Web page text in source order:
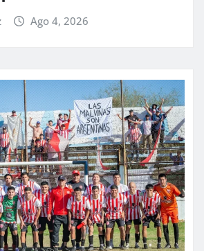
Ago 4, 2026